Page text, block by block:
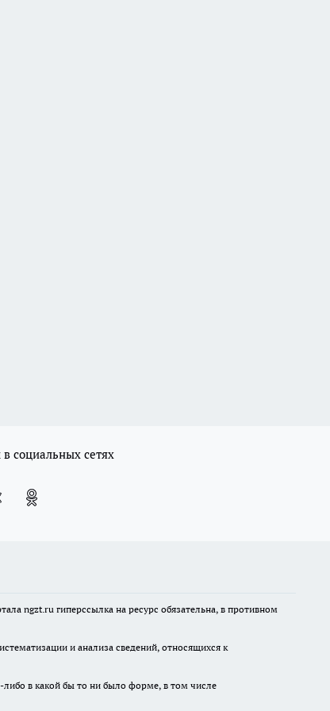
социальных сетях
ngzt.ru гиперссылка на ресурс обязательна, в противном
и анализа сведений, относящихся к
либо в какой бы то ни было форме, в том числе